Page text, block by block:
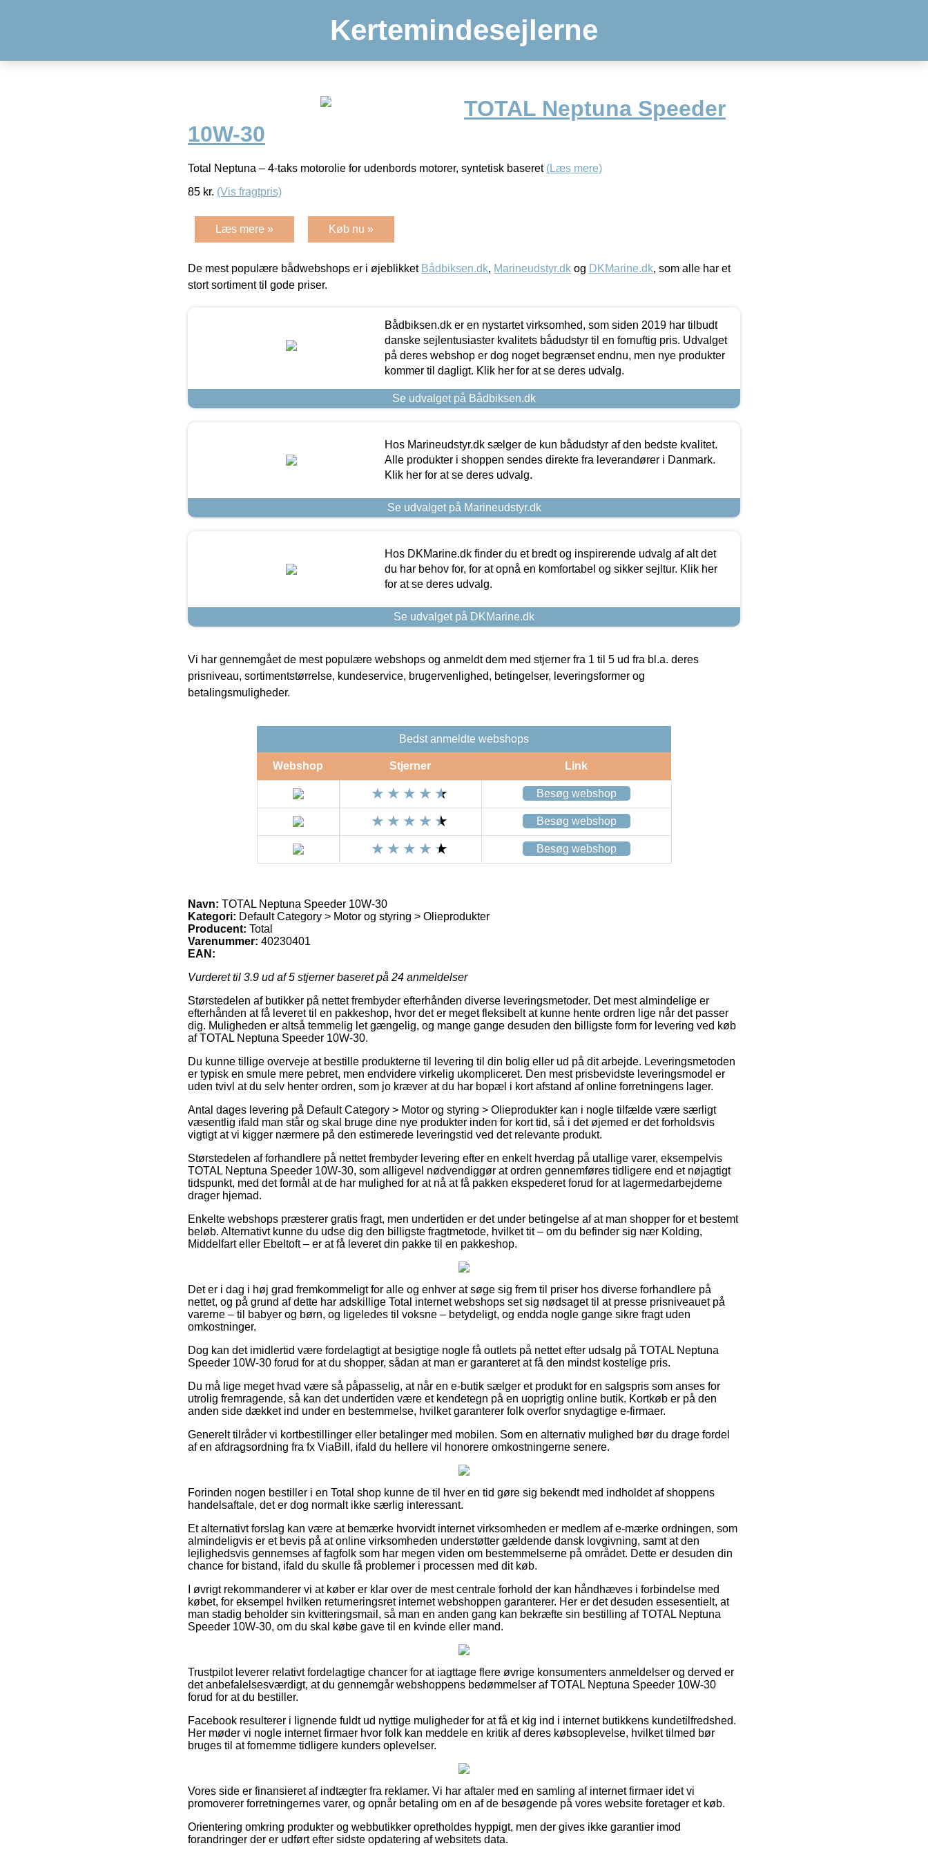
Kertemindesejlerne
TOTAL Neptuna Speeder
10W-30
Total Neptuna – 4-taks motorolie for udenbords motorer, syntetisk baseret (Læs mere)
85 kr. (Vis fragtpris)
Læs mere » Køb nu »
De mest populære bådwebshops er i øjeblikket Bådbiksen.dk, Marineudstyr.dk og DKMarine.dk, som alle har et
stort sortiment til gode priser.
Bådbiksen.dk er en nystartet virksomhed, som siden 2019 har tilbudt
danske sejlentusiaster kvalitets bådudstyr til en fornuftig pris. Udvalget
på deres webshop er dog noget begrænset endnu, men nye produkter
kommer til dagligt. Klik her for at se deres udvalg.
Se udvalget på Bådbiksen.dk
Hos Marineudstyr.dk sælger de kun bådudstyr af den bedste kvalitet.
Alle produkter i shoppen sendes direkte fra leverandører i Danmark.
Klik her for at se deres udvalg.
Se udvalget på Marineudstyr.dk
Hos DKMarine.dk finder du et bredt og inspirerende udvalg af alt det
du har behov for, for at opnå en komfortabel og sikker sejltur. Klik her
for at se deres udvalg.
Se udvalget på DKMarine.dk
Vi har gennemgået de mest populære webshops og anmeldt dem med stjerner fra 1 til 5 ud fra bl.a. deres
prisniveau, sortimentstørrelse, kundeservice, brugervenlighed, betingelser, leveringsformer og
betalingsmuligheder.
Bedst anmeldte webshops
Webshop Stjerner Link
Besøg webshop
Besøg webshop
Besøg webshop
Navn: TOTAL Neptuna Speeder 10W-30
Kategori: Default Category > Motor og styring > Olieprodukter
Producent: Total
Varenummer: 40230401
EAN:
Vurderet til 3.9 ud af 5 stjerner baseret på 24 anmeldelser
Størstedelen af butikker på nettet frembyder efterhånden diverse leveringsmetoder. Det mest almindelige er
efterhånden at få leveret til en pakkeshop, hvor det er meget fleksibelt at kunne hente ordren lige når det passer
dig. Muligheden er altså temmelig let gængelig, og mange gange desuden den billigste form for levering ved køb
af TOTAL Neptuna Speeder 10W-30.
Du kunne tillige overveje at bestille produkterne til levering til din bolig eller ud på dit arbejde. Leveringsmetoden
er typisk en smule mere pebret, men endvidere virkelig ukompliceret. Den mest prisbevidste leveringsmodel er
uden tvivl at du selv henter ordren, som jo kræver at du har bopæl i kort afstand af online forretningens lager.
Antal dages levering på Default Category > Motor og styring > Olieprodukter kan i nogle tilfælde være særligt
væsentlig ifald man står og skal bruge dine nye produkter inden for kort tid, så i det øjemed er det forholdsvis
vigtigt at vi kigger nærmere på den estimerede leveringstid ved det relevante produkt.
Størstedelen af forhandlere på nettet frembyder levering efter en enkelt hverdag på utallige varer, eksempelvis
TOTAL Neptuna Speeder 10W-30, som alligevel nødvendiggør at ordren gennemføres tidligere end et nøjagtigt
tidspunkt, med det formål at de har mulighed for at nå at få pakken ekspederet forud for at lagermedarbejderne
drager hjemad.
Enkelte webshops præsterer gratis fragt, men undertiden er det under betingelse af at man shopper for et bestemt
beløb. Alternativt kunne du udse dig den billigste fragtmetode, hvilket tit – om du befinder sig nær Kolding,
Middelfart eller Ebeltoft – er at få leveret din pakke til en pakkeshop.
Det er i dag i høj grad fremkommeligt for alle og enhver at søge sig frem til priser hos diverse forhandlere på
nettet, og på grund af dette har adskillige Total internet webshops set sig nødsaget til at presse prisniveauet på
varerne – til babyer og børn, og ligeledes til voksne – betydeligt, og endda nogle gange sikre fragt uden
omkostninger.
Dog kan det imidlertid være fordelagtigt at besigtige nogle få outlets på nettet efter udsalg på TOTAL Neptuna
Speeder 10W-30 forud for at du shopper, sådan at man er garanteret at få den mindst kostelige pris.
Du må lige meget hvad være så påpasselig, at når en e-butik sælger et produkt for en salgspris som anses for
utrolig fremragende, så kan det undertiden være et kendetegn på en uoprigtig online butik. Kortkøb er på den
anden side dækket ind under en bestemmelse, hvilket garanterer folk overfor snydagtige e-firmaer.
Generelt tilråder vi kortbestillinger eller betalinger med mobilen. Som en alternativ mulighed bør du drage fordel
af en afdragsordning fra fx ViaBill, ifald du hellere vil honorere omkostningerne senere.
Forinden nogen bestiller i en Total shop kunne de til hver en tid gøre sig bekendt med indholdet af shoppens
handelsaftale, det er dog normalt ikke særlig interessant.
Et alternativt forslag kan være at bemærke hvorvidt internet virksomheden er medlem af e-mærke ordningen, som
almindeligvis er et bevis på at online virksomheden understøtter gældende dansk lovgivning, samt at den
lejlighedsvis gennemses af fagfolk som har megen viden om bestemmelserne på området. Dette er desuden din
chance for bistand, ifald du skulle få problemer i processen med dit køb.
I øvrigt rekommanderer vi at køber er klar over de mest centrale forhold der kan håndhæves i forbindelse med
købet, for eksempel hvilken returneringsret internet webshoppen garanterer. Her er det desuden essesentielt, at
man stadig beholder sin kvitteringsmail, så man en anden gang kan bekræfte sin bestilling af TOTAL Neptuna
Speeder 10W-30, om du skal købe gave til en kvinde eller mand.
Trustpilot leverer relativt fordelagtige chancer for at iagttage flere øvrige konsumenters anmeldelser og derved er
det anbefalelsesværdigt, at du gennemgår webshoppens bedømmelser af TOTAL Neptuna Speeder 10W-30
forud for at du bestiller.
Facebook resulterer i lignende fuldt ud nyttige muligheder for at få et kig ind i internet butikkens kundetilfredshed.
Her møder vi nogle internet firmaer hvor folk kan meddele en kritik af deres købsoplevelse, hvilket tilmed bør
bruges til at fornemme tidligere kunders oplevelser.
Vores side er finansieret af indtægter fra reklamer. Vi har aftaler med en samling af internet firmaer idet vi
promoverer forretningernes varer, og opnår betaling om en af de besøgende på vores website foretager et køb.
Orientering omkring produkter og webbutikker opretholdes hyppigt, men der gives ikke garantier imod
forandringer der er udført efter sidste opdatering af websitets data.